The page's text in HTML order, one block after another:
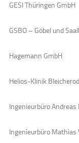
GESI Thüringen GmbH
GSBO – Göbel und
Hagemann GmbH
Helios-Klinik
Ingenieurbüro Andreas
Ingenieurbüro Mathias